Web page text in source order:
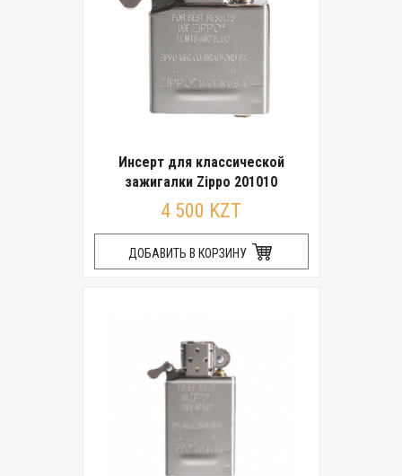
Инсерт для классической
зажигалки Zippo 201010
4 500 KZT
ДОБАВИТЬ В КОРЗИНУ